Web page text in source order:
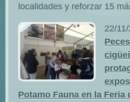
localidades y reforzar 15
22/
Potamo Fauna en la Feria